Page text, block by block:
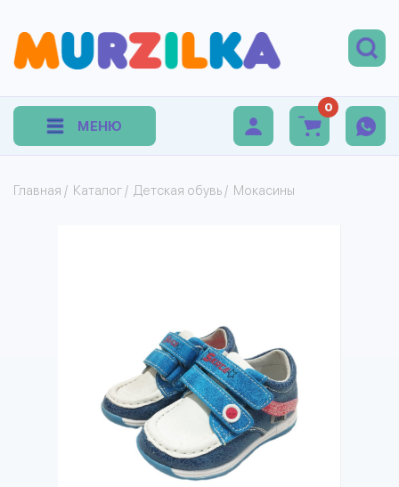
МЕНЮ
0
Главная / Каталог / Детская обувь / Мокасины